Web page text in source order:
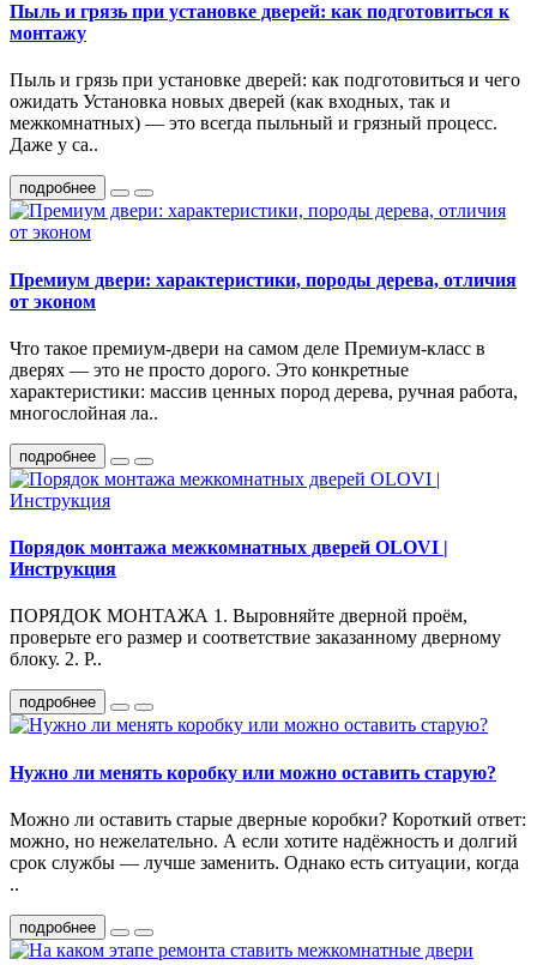
Пыль и грязь при установке дверей: как подготовиться к
монтажу
Пыль и грязь при установке дверей: как подготовиться и чего
ожидать Установка новых дверей (как входных, так и
межкомнатных) — это всегда пыльный и грязный процесс.
Даже у са..
подробнее
Премиум двери: характеристики, породы дерева, отличия
от эконом
Что такое премиум-двери на самом деле Премиум-класс в
дверях — это не просто дорого. Это конкретные
характеристики: массив ценных пород дерева, ручная работа,
многослойная ла..
подробнее
Порядок монтажа межкомнатных дверей OLOVI |
Инструкция
ПОРЯДОК МОНТАЖА 1. Выровняйте дверной проём,
проверьте его размер и соответствие заказанному дверному
блоку. 2. Р..
подробнее
Нужно ли менять коробку или можно оставить старую?
Можно ли оставить старые дверные коробки? Короткий ответ:
можно, но нежелательно. А если хотите надёжность и долгий
срок службы — лучше заменить. Однако есть ситуации, когда
..
подробнее